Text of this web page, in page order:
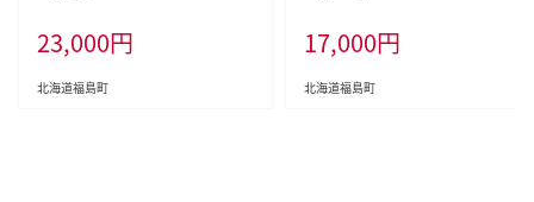
23,000円
北海道福島町
17,000円
北海道福島町